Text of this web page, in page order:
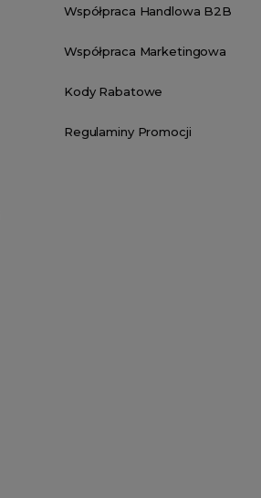
Współpraca Handlowa B2B
Współpraca Marketingowa
Kody Rabatowe
Regulaminy Promocji